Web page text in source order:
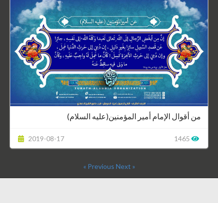
من أقوال الإمام أمير المؤمنين(عليه السلام)
2019-08-17
« Previous
Next »